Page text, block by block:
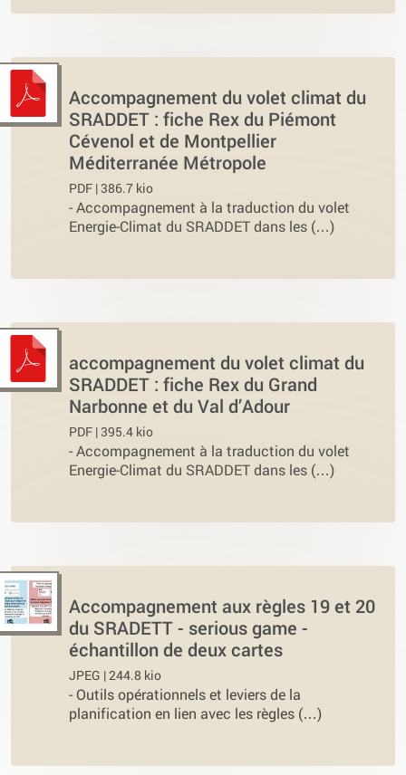
Accompagnement du volet climat du
SRADDET : fiche Rex du Piémont
Cévenol et de Montpellier
Méditerranée Métropole
PDF | 386.7 kio
-Accompagnement à la traduction du volet
Energie-Climat du SRADDET dans les (…)
accompagnement du volet climat du
SRADDET : fiche Rex du Grand
Narbonne et du Val d’Adour
PDF | 395.4 kio
-Accompagnement à la traduction du volet
Energie-Climat du SRADDET dans les (…)
Accompagnement aux règles 19 et 20
du SRADETT - serious game -
échantillon de deux cartes
JPEG | 244.8 kio
- Outils opérationnels et leviers de la
planification en lien avec les règles (…)